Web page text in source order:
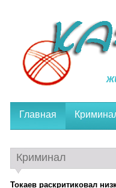
Главная
Криминал
Токаев раскритиковал